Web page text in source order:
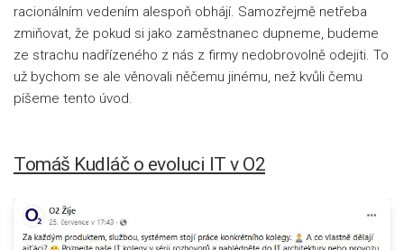
racionálním vedením alespoň obhájí. Samozřejmě netřeba
zmiňovat, že pokud si jako zaměstnanec dupneme, budeme
ze strachu nadřízeného z nás z firmy nedobrovolně odejiti. To
už bychom se ale věnovali něčemu jinému, než kvůli čemu
píšeme tento úvod.
Tomáš Kudláč o evoluci IT v O2